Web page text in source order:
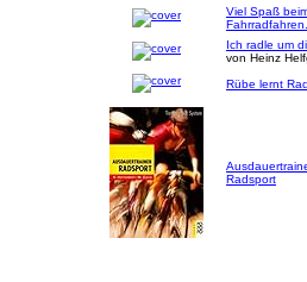
Viel Spaß
Fahrradfahren.
Ich radle um
von Heinz
Rübe lernt
Radsport